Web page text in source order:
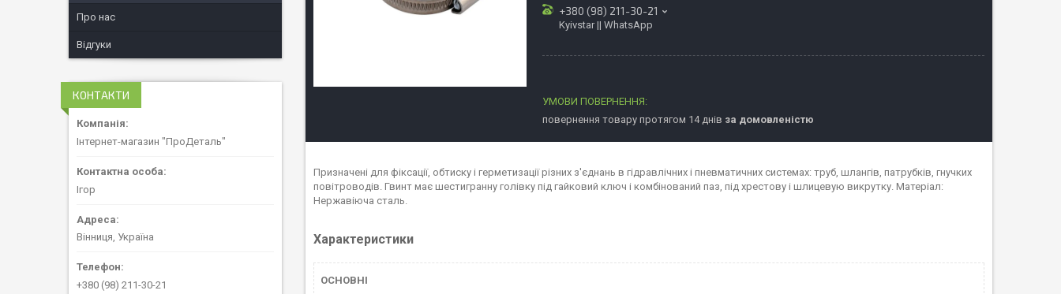
+380 (98) 211-30-21
Kyivstar || WhatsApp
повернення товару протягом 14 днів за домовленістю
Призначені для фіксації, обтиску і герметизації різних з'єднань в гідравлічних і пневматичних системах: труб, шлангів, патрубків, гнучких
повітроводів. Гвинт має шестигранну голівку під гайковий ключ і комбінований паз, під хрестову і шлицевую викрутку. Матеріал:
Нержавіюча сталь.
Характеристики
ОСНОВНІ
Про нас
Відгуки
КОНТАКТИ
Інтернет-магазин "ПроДеталь"
Ігор
Вінниця, Україна
+380 (98) 211-30-21